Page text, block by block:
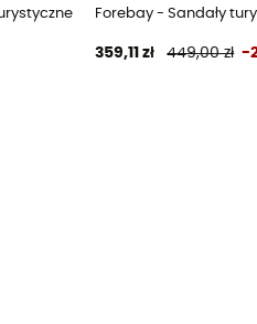
meskie
Forebay - Sandały
359,11 zł 449,00 zł -